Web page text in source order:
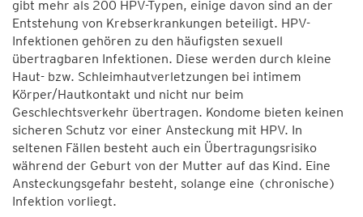
gibt mehr als 200 HPV-Typen, einige davon sind an der
Entstehung von Krebserkrankungen beteiligt. HPV-
Infektionen gehören zu den häufigsten sexuell
übertragbaren Infektionen. Diese werden durch kleine
Haut- bzw. Schleimhautverletzungen bei intimem
Körper/Hautkontakt und nicht nur beim
Geschlechtsverkehr übertragen. Kondome bieten keinen
sicheren Schutz vor einer Ansteckung mit HPV. In
seltenen Fällen besteht auch ein Übertragungsrisiko
während der Geburt von der Mutter auf das Kind. Eine
Ansteckungsgefahr besteht, solange eine (chronische)
Infektion vorliegt.